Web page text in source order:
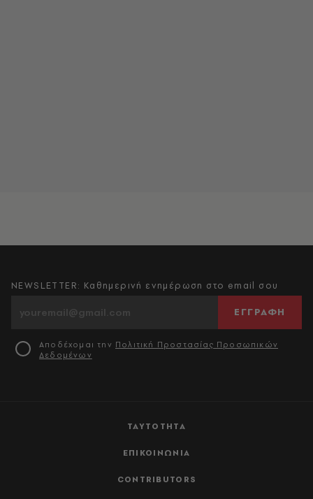
ΤΑΥΤΟΤΗΤΑ
ΕΠΙΚΟΙΝΩΝΙΑ
CONTRIBUTORS
NEWSLETTER: Καθημερινή ενημέρωση στο email σου
ΕΓΓΡΑΦΗ
Αποδέχομαι την Πολιτική Προστασίας Προσωπικών
Δεδομένων